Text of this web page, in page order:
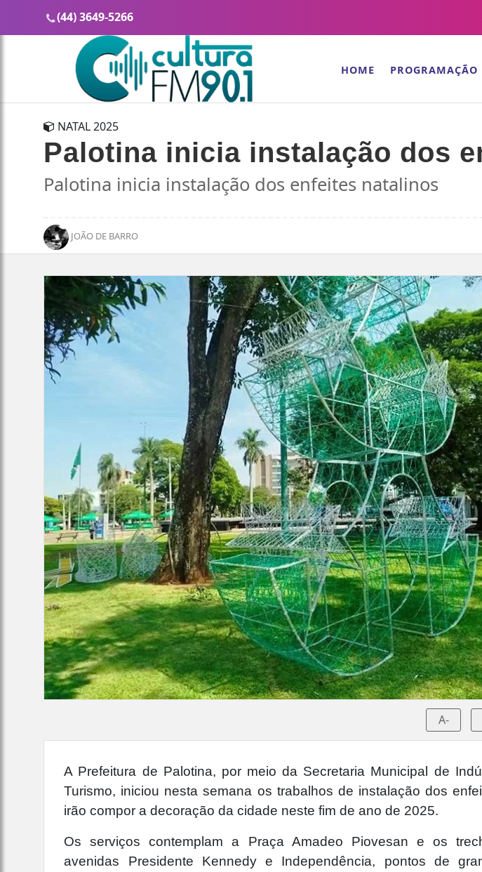
(44) 3649-5266
HOME PROGRAMAÇÃO
NATAL 2025
Palotina inicia instalação dos
Palotina inicia instalação dos enfeites natalinos
JOÃO DE BARRO
A-
A Prefeitura de Palotina, por meio da Secretaria Municipal de
Turismo, iniciou nesta semana os trabalhos de instalação dos
irão compor a decoração da cidade neste fim de ano de 2025.
Os serviços contemplam a Praça Amadeo Piovesan e os
avenidas Presidente Kennedy e Independência, pontos de